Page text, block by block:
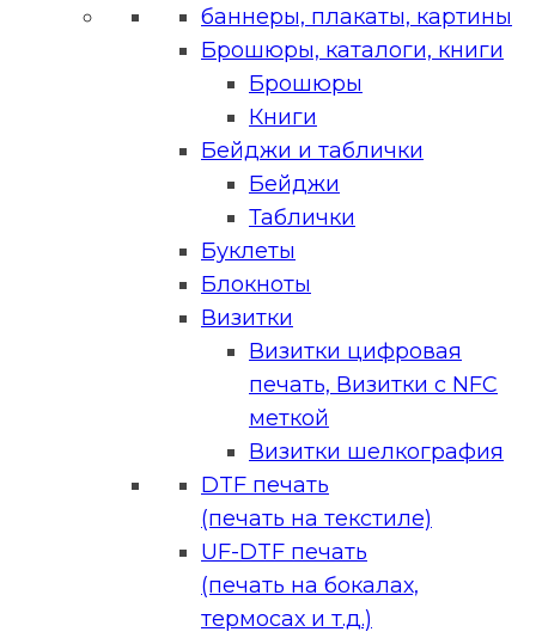
баннеры, плакаты, картины
Брошюры, каталоги, книги
Брошюры
Книги
Бейджи и таблички
Бейджи
Таблички
Буклеты
Блокноты
Визитки
Визитки цифровая
печать, Визитки с NFC
меткой
Визитки шелкография
DTF печать
(печать на текстиле)
UF-DTF печать
(печать на бокалах,
термосах и т.д.)